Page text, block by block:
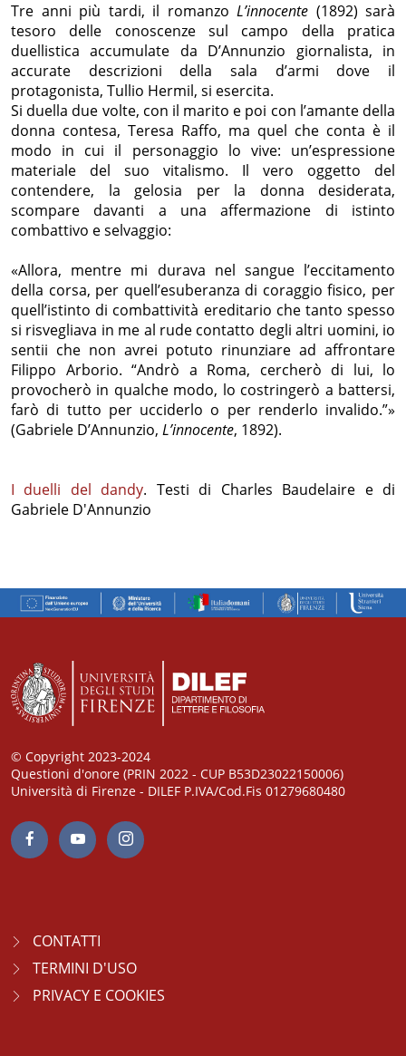
Tre anni più tardi, il romanzo L’innocente (1892) sarà
tesoro delle conoscenze sul campo della pratica
duellistica accumulate da D’Annunzio giornalista, in
accurate descrizioni della sala d’armi dove il
protagonista, Tullio Hermil, si esercita.
Si duella due volte, con il marito e poi con l’amante della
donna contesa, Teresa Raffo, ma quel che conta è il
modo in cui il personaggio lo vive: un’espressione
materiale del suo vitalismo. Il vero oggetto del
contendere, la gelosia per la donna desiderata,
scompare davanti a una affermazione di istinto
combattivo e selvaggio:
«Allora, mentre mi durava nel sangue l’eccitamento
della corsa, per quell’esuberanza di coraggio fisico, per
quell’istinto di combattività ereditario che tanto spesso
si risvegliava in me al rude contatto degli altri uomini, io
sentii che non avrei potuto rinunziare ad affrontare
Filippo Arborio. “Andrò a Roma, cercherò di lui, lo
provocherò in qualche modo, lo costringerò a battersi,
farò di tutto per ucciderlo o per renderlo invalido.”»
(Gabriele D’Annunzio, L’innocente, 1892).
I duelli del dandy. Testi di Charles Baudelaire e di
Gabriele D'Annunzio
© Copyright 2023-2024
Questioni d'onore (PRIN 2022 - CUP B53D23022150006)
Università di Firenze - DILEF P.IVA/Cod.Fis 01279680480
CONTATTI
TERMINI D'USO
PRIVACY E COOKIES